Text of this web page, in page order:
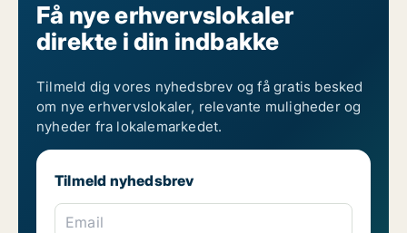
Få nye erhvervslokaler
direkte i din indbakke
Tilmeld dig vores nyhedsbrev og få gratis besked
om nye erhvervslokaler, relevante muligheder og
nyheder fra lokalemarkedet.
Tilmeld nyhedsbrev
Email